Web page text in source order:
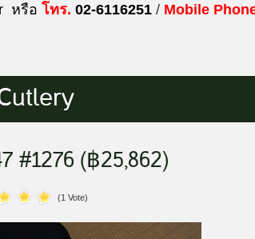
หรือ โทร. 02-6116251 / Mobile
#1276 (฿25,862)
(1 Vote)